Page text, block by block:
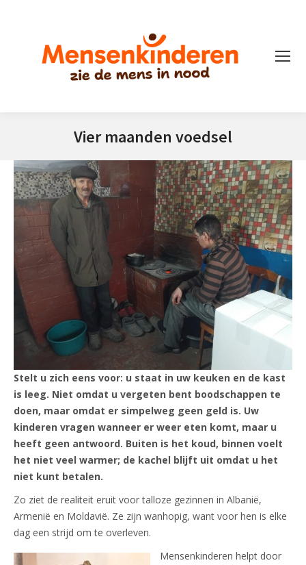
Vier maanden voedsel
Stelt u zich eens voor: u staat in uw keuken en de kast
is leeg. Niet omdat u vergeten bent boodschappen te
doen, maar omdat er simpelweg geen geld is. Uw
kinderen vragen wanneer er weer eten komt, maar u
heeft geen antwoord. Buiten is het koud, binnen voelt
het niet veel warmer; de kachel blijft uit omdat u het
niet kunt betalen.
Zo ziet de realiteit eruit voor talloze gezinnen in Albanië,
Armenië en Moldavië. Ze zijn wanhopig, want voor hen is elke
dag een strijd om te overleven.
Mensenkinderen helpt door